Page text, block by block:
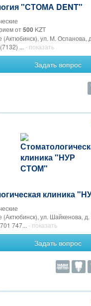
"СТОМА DENT"
от500 KZT
(Актюбинск), ул. М. Оспанова,
... - показать
Задать вопрос
клиника
(Актюбинск), ул. Шайкенова, д.
747... - показать
Задать вопрос